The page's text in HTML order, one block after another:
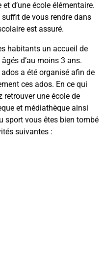
d’une école élémentaire.
de vous rendre dans
est assuré.
habitants un accueil de
d’au moins 3 ans.
a été organisé afin de
ces ados. En ce qui
retrouver une école de
et médiathèque ainsi
sport vous êtes bien tombé
suivantes :